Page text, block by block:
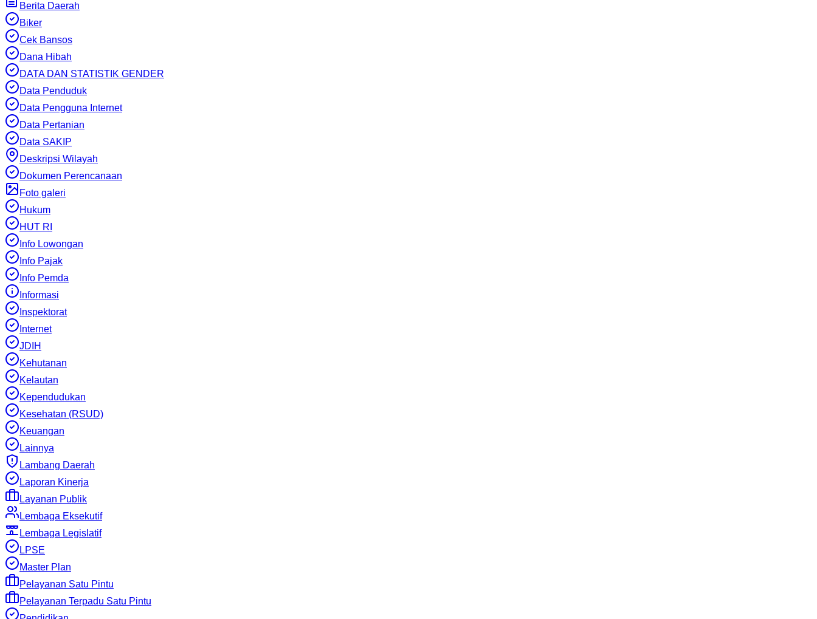
Berita Daerah
Biker
Cek Bansos
Dana Hibah
DATA DAN STATISTIK GENDER
Data Penduduk
Data Pengguna Internet
Data Pertanian
Data SAKIP
Deskripsi Wilayah
Dokumen Perencanaan
Foto galeri
Hukum
HUT RI
Info Lowongan
Info Pajak
Info Pemda
Informasi
Inspektorat
Internet
JDIH
Kehutanan
Kelautan
Kependudukan
Kesehatan (RSUD)
Keuangan
Lainnya
Lambang Daerah
Laporan Kinerja
Layanan Publik
Lembaga Eksekutif
Lembaga Legislatif
LPSE
Master Plan
Pelayanan Satu Pintu
Pelayanan Terpadu Satu Pintu